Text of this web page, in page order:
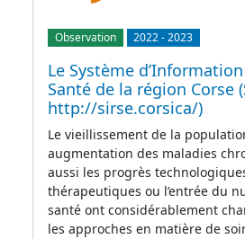
Observation 2022-2023
Le Système
Santé de la région Corse
http://sirse.corsica/)
Le vieillissement de la
augmentation des maladies
aussi les progrès
thérapeutiques ou l’entrée du
santé ont considérablement
les approches en matière de